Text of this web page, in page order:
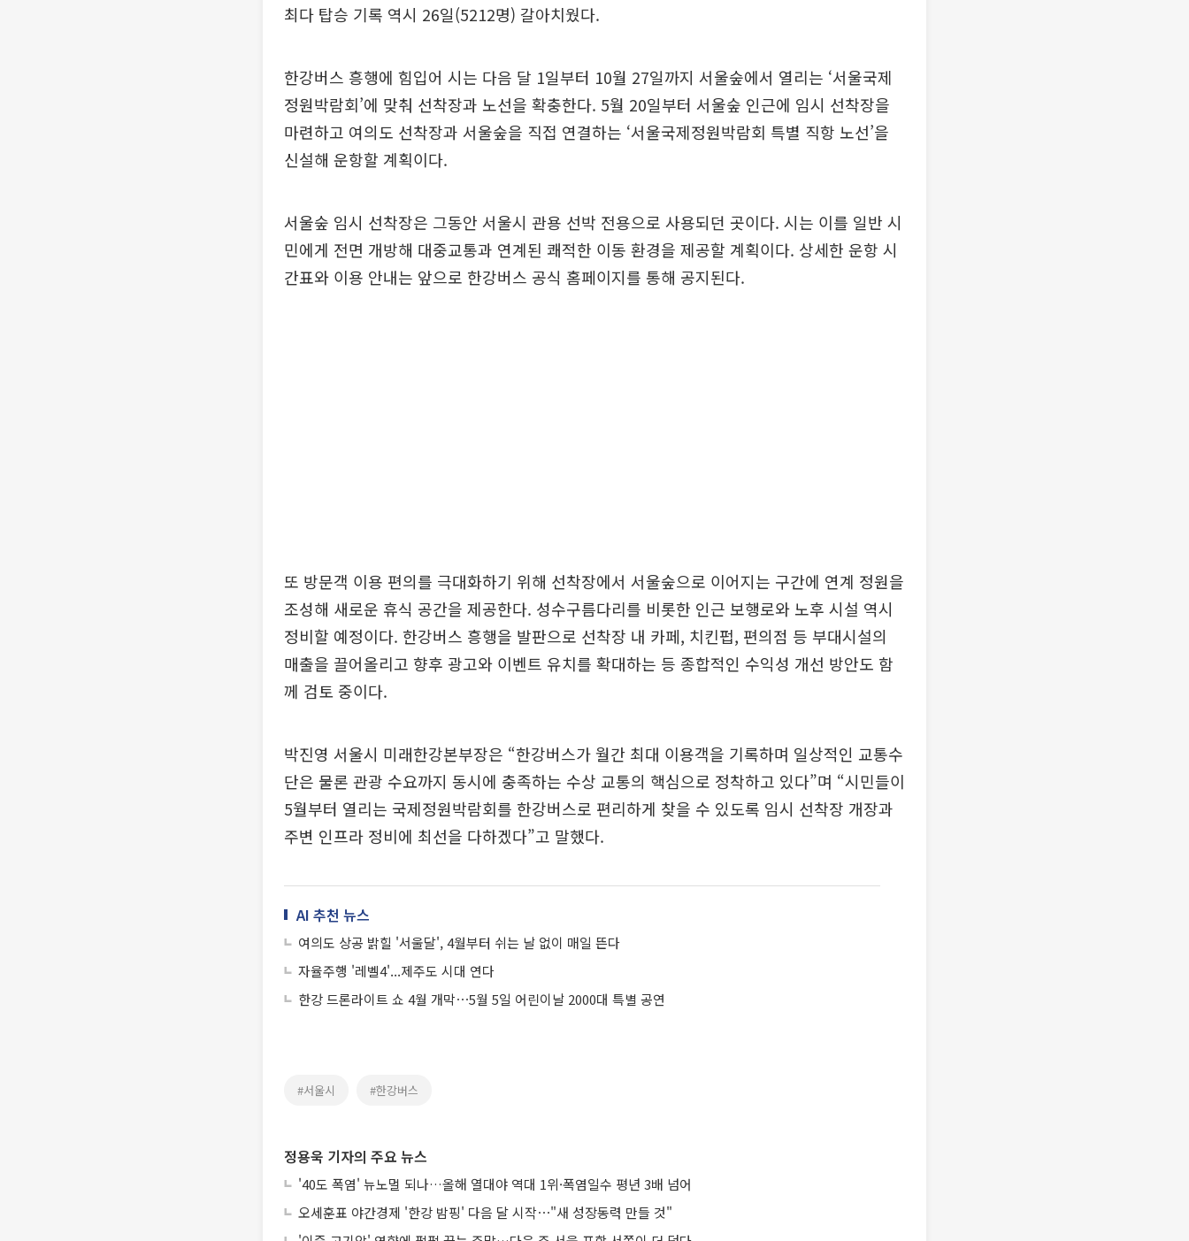
최다 탑승 기록 역시 26일(5212명) 갈아치웠다.
한강버스 흥행에 힘입어 시는 다음 달 1일부터 10월 27일까지 서울숲에서 열리는 ‘서울국제
정원박람회’에 맞춰 선착장과 노선을 확충한다. 5월 20일부터 서울숲 인근에 임시 선착장을
마련하고 여의도 선착장과 서울숲을 직접 연결하는 ‘서울국제정원박람회 특별 직항 노선’을
신설해 운항할 계획이다.
서울숲 임시 선착장은 그동안 서울시 관용 선박 전용으로 사용되던 곳이다. 시는 이를 일반 시
민에게 전면 개방해 대중교통과 연계된 쾌적한 이동 환경을 제공할 계획이다. 상세한 운항 시
간표와 이용 안내는 앞으로 한강버스 공식 홈페이지를 통해 공지된다.
또 방문객 이용 편의를 극대화하기 위해 선착장에서 서울숲으로 이어지는 구간에 연계 정원을
조성해 새로운 휴식 공간을 제공한다. 성수구름다리를 비롯한 인근 보행로와 노후 시설 역시
정비할 예정이다. 한강버스 흥행을 발판으로 선착장 내 카페, 치킨펍, 편의점 등 부대시설의
매출을 끌어올리고 향후 광고와 이벤트 유치를 확대하는 등 종합적인 수익성 개선 방안도 함
께 검토 중이다.
박진영 서울시 미래한강본부장은 “한강버스가 월간 최대 이용객을 기록하며 일상적인 교통수
단은 물론 관광 수요까지 동시에 충족하는 수상 교통의 핵심으로 정착하고 있다”며 “시민들이
5월부터 열리는 국제정원박람회를 한강버스로 편리하게 찾을 수 있도록 임시 선착장 개장과
주변 인프라 정비에 최선을 다하겠다”고 말했다.
AI 추천 뉴스
여의도 상공 밝힐 '서울달', 4월부터 쉬는 날 없이 매일 뜬다
자율주행 '레벨4'...제주도 시대 연다
한강 드론라이트 쇼 4월 개막⋯5월 5일 어린이날 2000대 특별 공연
#서울시 #한강버스
정용욱 기자의 주요 뉴스
'40도 폭염' 뉴노멀 되나…올해 열대야 역대 1위·폭염일수 평년 3배 넘어
오세훈표 야간경제 '한강 밤핑' 다음 달 시작⋯"새 성장동력 만들 것"